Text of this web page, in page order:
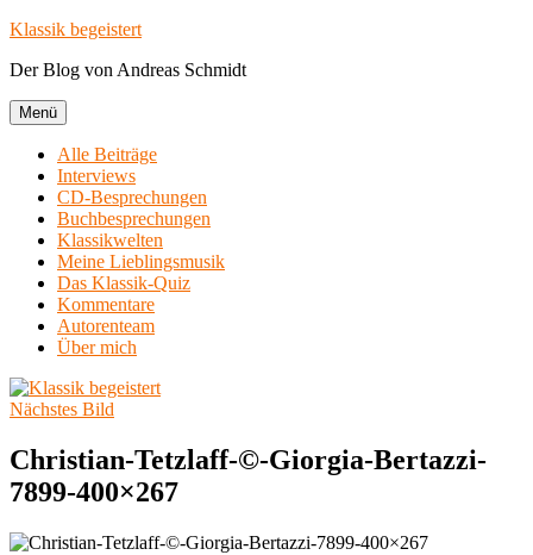
Zum
springen
Klassik begeistert
Der Blog von Andreas Schmidt
Menü
Alle Beiträge
Interviews
CD-Besprechungen
Buchbesprechungen
Klassikwelten
Meine Lieblingsmusik
Das Klassik-Quiz
Kommentare
Autorenteam
Über mich
Nächstes Bild
Christian-Tetzlaff-©-Giorgia-Bertazzi-
7899-400×267